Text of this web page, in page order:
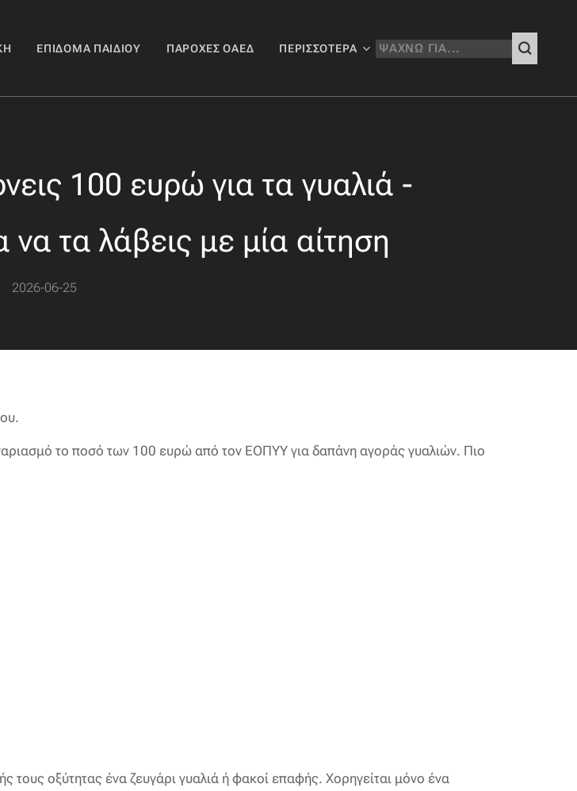
ΕΠΊΔΟΜΑ ΠΑΙΔΙΟΎ ΠΑΡΟΧΈΣ ΟΑΕΔ ΠΕΡΙΣΣΌΤΕΡΑ
100 ευρώ για τα γυαλιά -
να τα λάβεις με μία αίτηση
2026-06-25
το ποσό των 100 ευρώ από τον ΕΟΠΥΥ για δαπάνη αγοράς γυαλιών. Πιο
τους οξύτητας ένα ζευγάρι γυαλιά ή φακοί επαφής. Χορηγείται μόνο ένα